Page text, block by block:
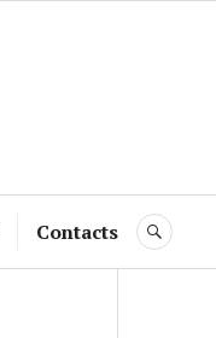
Contacts